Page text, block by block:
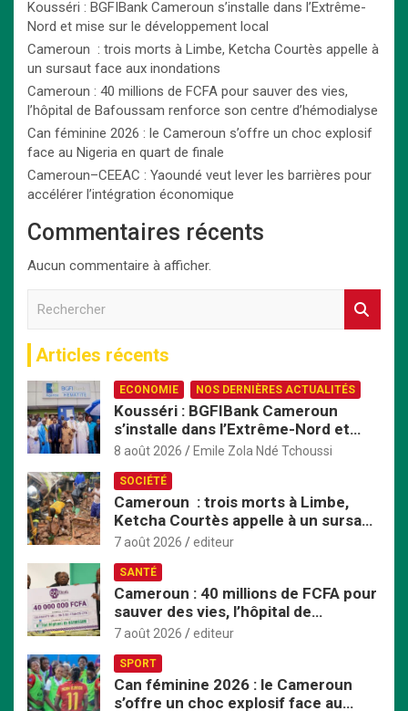
Kousséri : BGFIBank Cameroun s’installe dans l’Extrême-
Nord et mise sur le développement local
Cameroun : trois morts à Limbe, Ketcha Courtès appelle à
un sursaut face aux inondations
Cameroun : 40 millions de FCFA pour sauver des vies,
l’hôpital de Bafoussam renforce son centre d’hémodialyse
Can féminine 2026 : le Cameroun s’offre un choc explosif
face au Nigeria en quart de finale
Cameroun–CEEAC : Yaoundé veut lever les barrières pour
accélérer l’intégration économique
Commentaires récents
Aucun commentaire à afficher.
r
c
h
e
r
Articles récents
ECONOMIE NOS DERNIÈRES ACTUALITÉS
Kousséri : BGFIBank Cameroun
s’installe dans l’Extrême-Nord et
mise sur le développement local
8 août 2026 Emile Zola Ndé Tchoussi
SOCIÉTÉ
Cameroun : trois morts à Limbe,
Ketcha Courtès appelle à un sursaut
face aux inondations
7 août 2026 editeur
SANTÉ
Cameroun : 40 millions de FCFA pour
sauver des vies, l’hôpital de
Bafoussam renforce son centre
7 août 2026 editeur
SPORT
Can féminine 2026 : le Cameroun
s’offre un choc explosif face au